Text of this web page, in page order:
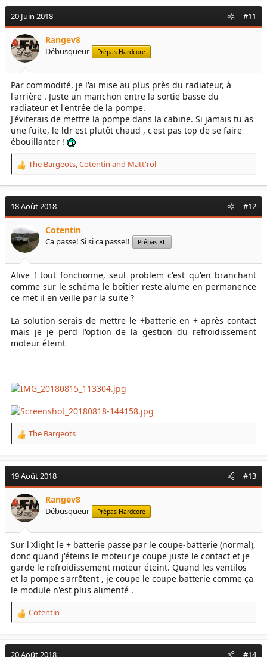
t
o
n
s
:
20 Juin 2018 #11
Rangev8
Débusqueur Prépas Hardcore
Par commodité, je l'ai mise au plus près du radiateur, à
l'arrière . Juste un manchon entre la sortie basse du
radiateur et l'entrée de la pompe.
J'éviterais de mettre la pompe dans la cabine. Si jamais tu as
une fuite, le ldr est plutôt chaud , c'est pas top de se faire
ébouillanter !
R
t
o
n
s
:
The Bargeots,Cotentin and Matt'rol
18 Août 2018 #12
Cotentin
Ca passe! Si si ca passe!! Prépas XL
Alive ! tout fonctionne, seul problem c'est qu'en branchant
comme sur le schéma le boîtier reste alume en permanence
ce met il en veille par la suite ?
La solution serais de mettre le +batterie en + après contact
mais je je perd l'option de la gestion du refroidissement
moteur éteint
R
t
o
n
s
:
The Bargeots
19 Août 2018 #13
Rangev8
Débusqueur Prépas Hardcore
Sur l'Xlight le + batterie passe par le coupe-batterie (normal),
donc quand j'éteins le moteur je coupe juste le contact et je
garde le refroidissement moteur éteint. Quand les ventilos
et la pompe s'arrêtent , je coupe le coupe batterie comme ça
le module n'est plus alimenté .
R
Cotentin
20 Août 2018 #14